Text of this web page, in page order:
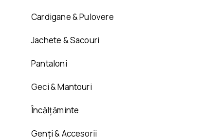
Cardigane & Pulovere
Jachete & Sacouri
Pantaloni
Geci & Mantouri
Încălțăminte
Genți & Accesorii